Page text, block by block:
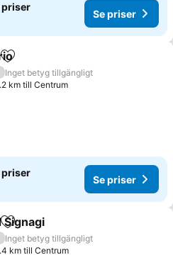
priser
Se priser
Lägg till i Mina Favoriter
Inget betyg tillgängligt
km till Centrum
priser
Se priser
Lägg till i Mina Favoriter
Signagi
Inget betyg tillgängligt
km till Centrum